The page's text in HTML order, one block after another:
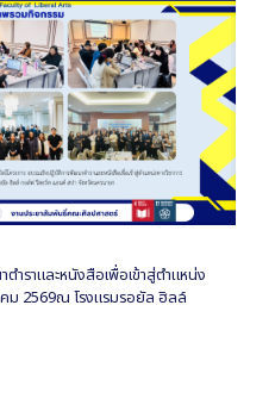
ำราและหนังสือเพื่อเข้าสู่ตำแหน่ง
คม 2569ณ โรงแรมรอยัล ฮิลล์